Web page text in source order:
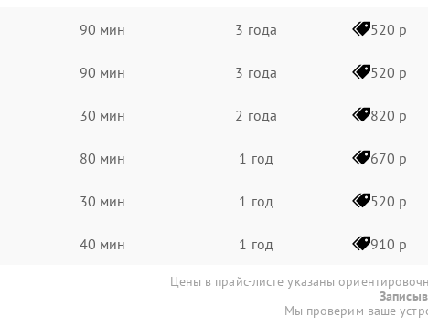
90 мин 3 года 520 р
90 мин 3 года 520 р
30 мин 2 года 820 р
80 мин 1 год 670 р
30 мин 1 год 520 р
40 мин 1 год 910 р
Цены в прайс-листе указаны
Мы проверим ваше